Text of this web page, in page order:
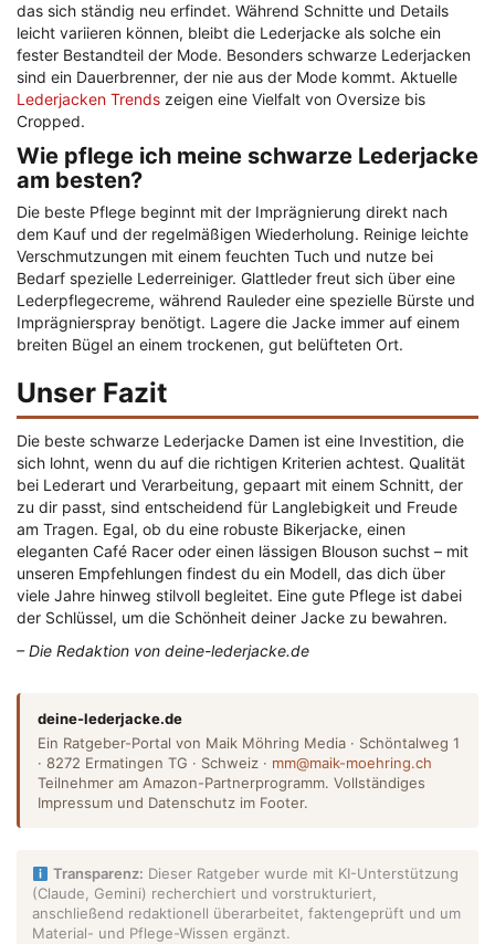
das sich ständig neu erfindet. Während Schnitte und Details
leicht variieren können, bleibt die Lederjacke als solche ein
fester Bestandteil der Mode. Besonders schwarze Lederjacken
sind ein Dauerbrenner, der nie aus der Mode kommt. Aktuelle
Lederjacken Trends zeigen eine Vielfalt von Oversize bis
Cropped.
Wie pflege ich meine schwarze Lederjacke
am besten?
Die beste Pflege beginnt mit der Imprägnierung direkt nach
dem Kauf und der regelmäßigen Wiederholung. Reinige leichte
Verschmutzungen mit einem feuchten Tuch und nutze bei
Bedarf spezielle Lederreiniger. Glattleder freut sich über eine
Lederpflegecreme, während Rauleder eine spezielle Bürste und
Imprägnierspray benötigt. Lagere die Jacke immer auf einem
breiten Bügel an einem trockenen, gut belüfteten Ort.
Unser Fazit
Die beste schwarze Lederjacke Damen ist eine Investition, die
sich lohnt, wenn du auf die richtigen Kriterien achtest. Qualität
bei Lederart und Verarbeitung, gepaart mit einem Schnitt, der
zu dir passt, sind entscheidend für Langlebigkeit und Freude
am Tragen. Egal, ob du eine robuste Bikerjacke, einen
eleganten Café Racer oder einen lässigen Blouson suchst – mit
unseren Empfehlungen findest du ein Modell, das dich über
viele Jahre hinweg stilvoll begleitet. Eine gute Pflege ist dabei
der Schlüssel, um die Schönheit deiner Jacke zu bewahren.
– Die Redaktion von deine-lederjacke.de
deine-lederjacke.de
Ein Ratgeber-Portal von Maik Möhring Media · Schöntalweg 1
· 8272 Ermatingen TG · Schweiz · mm@maik-moehring.ch
Teilnehmer am Amazon-Partnerprogramm. Vollständiges
Impressum und Datenschutz im Footer.
Transparenz: Dieser Ratgeber wurde mit KI-Unterstützung
(Claude, Gemini) recherchiert und vorstrukturiert,
anschließend redaktionell überarbeitet, faktengeprüft und um
Material- und Pflege-Wissen ergänzt.